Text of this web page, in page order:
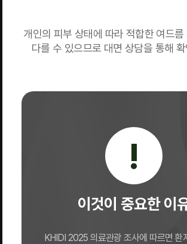
개인의 피부 상태에 따라 적합한 여드
다를 수 있으므로 대면 상담을 통해
!
이것이 중요한 이
KHIDI 2025 의료관광 조사에 따르면 환